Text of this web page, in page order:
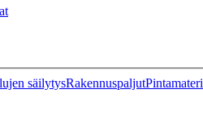
säilytysRakennuspaljut